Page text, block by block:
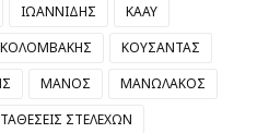
ΙΩΑΝΝΙΔΗΣ
ΚΑΑΥ
ΚΟΛΟΜΒΑΚΗΣ
ΚΟΥΣΑΝΤΑΣ
ΜΑΝΟΣ
ΜΑΝΩΛΑΚΟΣ
ΣΤΕΛΕΧΩΝ